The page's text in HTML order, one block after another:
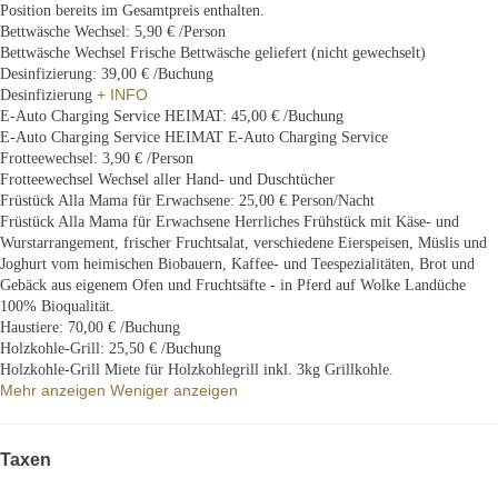
Position bereits im Gesamtpreis enthalten.
Bettwäsche Wechsel: 5,90 € /Person
Bettwäsche Wechsel Frische Bettwäsche geliefert (nicht gewechselt)
Desinfizierung: 39,00 € /Buchung
Desinfizierung + INFO
E-Auto Charging Service HEIMAT: 45,00 € /Buchung
E-Auto Charging Service HEIMAT E-Auto Charging Service
Frotteewechsel: 3,90 € /Person
Frotteewechsel Wechsel aller Hand- und Duschtücher
Früstück Alla Mama für Erwachsene: 25,00 € Person/Nacht
Früstück Alla Mama für Erwachsene Herrliches Frühstück mit Käse- und
Wurstarrangement, frischer Fruchtsalat, verschiedene Eierspeisen, Müslis und
Joghurt vom heimischen Biobauern, Kaffee- und Teespezialitäten, Brot und
Gebäck aus eigenem Ofen und Fruchtsäfte - in Pferd auf Wolke Landüche
100% Bioqualität.
Haustiere: 70,00 € /Buchung
Holzkohle-Grill: 25,50 € /Buchung
Holzkohle-Grill Miete für Holzkohlegrill inkl. 3kg Grillkohle.
Mehr anzeigen Weniger anzeigen
Taxen